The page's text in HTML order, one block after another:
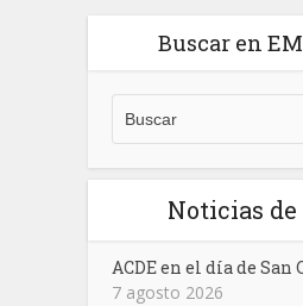
Buscar en
Noticias de
ACDE en el día de San
7 agosto 2026